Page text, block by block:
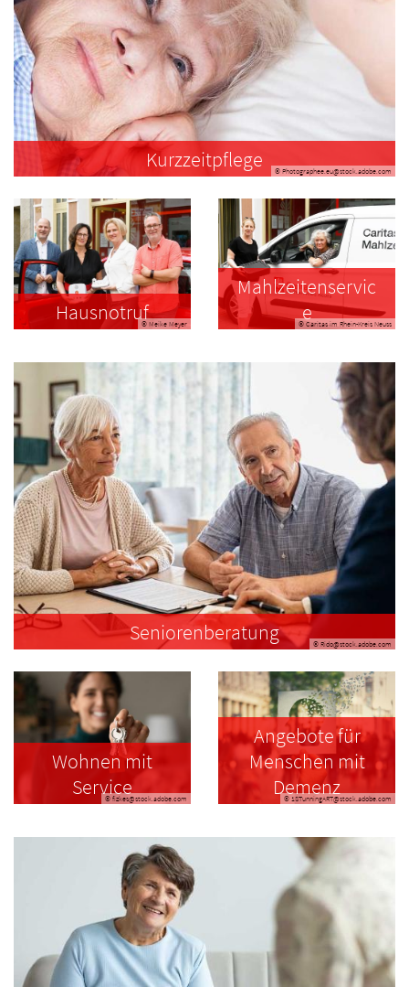
© Photographee.eu@stock.adobe.com
Kurzzeitpflege
© Meike Meyer
Hausnotruf © Caritas im Rhein-Kreis Neuss
Mahlzeitenservic
e
© Rido@stock.adobe.com
Seniorenberatung
© fizkes@stock.adobe.com
Wohnen mit
Service
© 1STunningART@stock.adobe.com
Angebote für
Menschen mit
Demenz